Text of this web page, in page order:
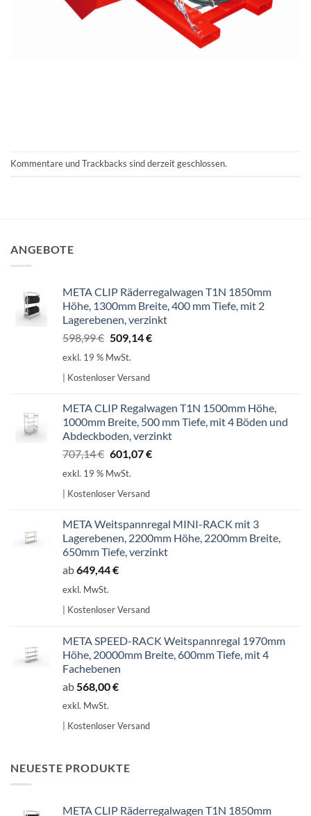
Kommentare und Trackbacks sind derzeit geschlossen.
ANGEBOTE
META CLIP Räderregalwagen T1N 1850mm
Höhe, 1300mm Breite, 400 mm Tiefe, mit 2
Lagerebenen, verzinkt
598,99€ Ursprünglicher
Preis
598,99 €
509,14€Aktueller
exkl. 19 % MwSt.
| Kostenloser Versand
META CLIP Regalwagen T1N 1500mm Höhe,
1000mm Breite, 500 mm Tiefe, mit 4 Böden und
Abdeckboden, verzinkt
707,14€ Ursprünglicher
Preis
707,14 €
601,07€Aktueller
exkl. 19 % MwSt.
| Kostenloser Versand
META Weitspannregal MINI-RACK mit 3
Lagerebenen, 2200mm Höhe, 2200mm Breite,
650mm Tiefe, verzinkt
ab649,44€
exkl. MwSt.
| Kostenloser Versand
META SPEED-RACK Weitspannregal 1970mm
Höhe, 20000mm Breite, 600mm Tiefe, mit 4
Fachebenen
ab 568,00€
exkl. MwSt.
| Kostenloser Versand
NEUESTE PRODUKTE
META CLIP Räderregalwagen T1N 1850mm